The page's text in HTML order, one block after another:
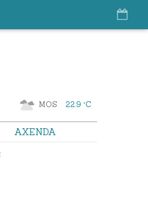
MOS 22.9 °C
AXENDA